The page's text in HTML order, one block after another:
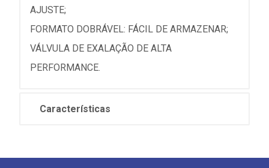
AJUSTE;
FORMATO DOBRÁVEL: FÁCIL DE ARMAZENAR;
VÁLVULA DE EXALAÇÃO DE ALTA
PERFORMANCE.
Características